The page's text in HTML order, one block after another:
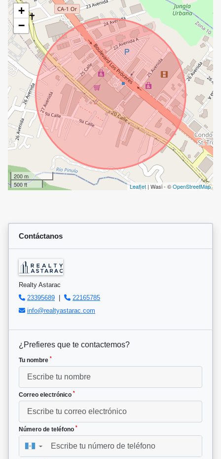
+
−
200 m
500 ft
Leaflet | Wasi - ©OpenStreetMap
Contáctanos
Realty Astarac
23395689 |
22165785
info@realtyastarac.com
¿Prefieres que te contactemos?
Tu nombre *
Correo electrónico *
Número de teléfono *
▼